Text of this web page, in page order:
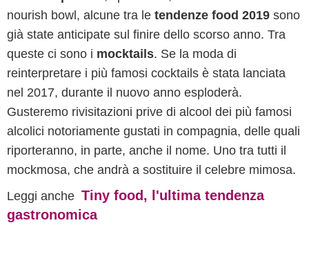
nourish bowl, alcune tra le tendenze food 2019 sono
già state anticipate sul finire dello scorso anno. Tra
queste ci sono i mocktails. Se la moda di
reinterpretare i più famosi cocktails è stata lanciata
nel 2017, durante il nuovo anno esploderà.
Gusteremo rivisitazioni prive di alcool dei più famosi
alcolici notoriamente gustati in compagnia, delle quali
riporteranno, in parte, anche il nome. Uno tra tutti il
mockmosa, che andrà a sostituire il celebre mimosa.
Leggi anche Tiny food, l'ultima tendenza
gastronomica